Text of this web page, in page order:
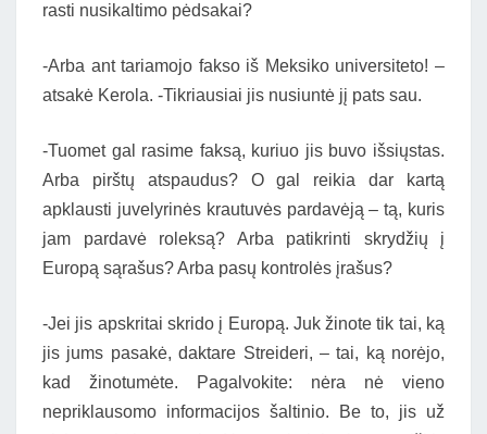
rasti nusikaltimo pėdsakai?
-Arba ant tariamojo fakso iš Meksiko universiteto! –
atsakė Kerola. -Tikriausiai jis nusiuntė jį pats sau.
-Tuomet gal rasime faksą, kuriuo jis buvo išsiųstas.
Arba pirštų atspaudus? O gal reikia dar kartą
apklausti juvelyrinės krautuvės pardavėją – tą, kuris
jam pardavė roleksą? Arba patikrinti skrydžių į
Europą sąrašus? Arba pasų kontrolės įrašus?
-Jei jis apskritai skrido į Europą. Juk žinote tik tai, ką
jis jums pasakė, daktare Streideri, – tai, ką norėjo,
kad žinotumėte. Pagalvokite: nėra nė vieno
nepriklausomo informacijos šaltinio. Be to, jis už